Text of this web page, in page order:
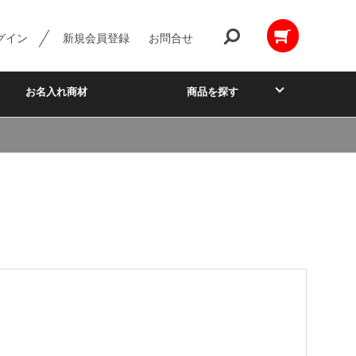
イン 新規会員登録 お問合せ
お名入れ商材 商品を探す